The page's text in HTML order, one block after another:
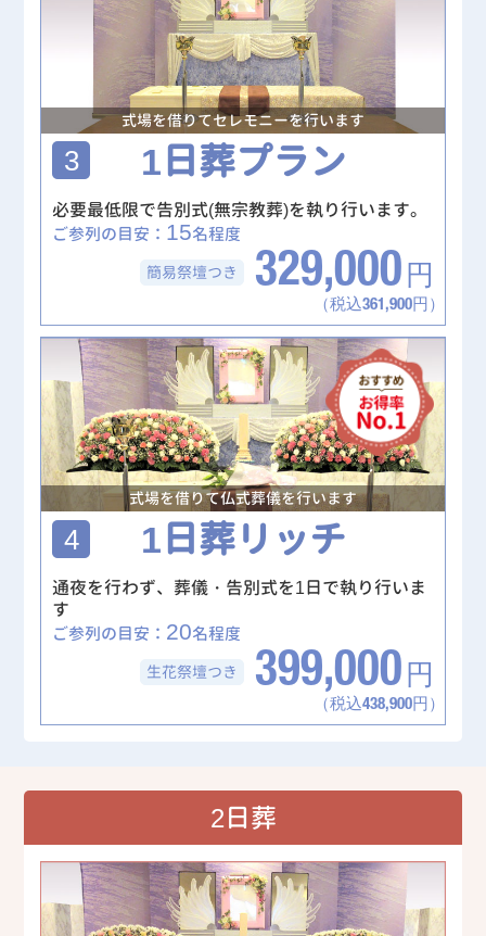
式場を借りてセレモニーを行います
3 1日葬プラン
必要最低限で告別式(無宗教葬)を執り行います。
ご参列の目安： 15名程度
簡易祭壇つき 329,000 円
（税込361,900円）
式場を借りて仏式葬儀を行います
4 1日葬リッチ
通夜を行わず、葬儀・告別式を1日で執り行いま
す
ご参列の目安： 20名程度
生花祭壇つき 399,000 円
（税込438,900円）
2日葬